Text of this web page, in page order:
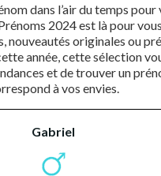
dans l’air du temps
2024 est là pour
nouveautés originales ou
année, cette sélection
et de trouver un
à vos envies.
gabriel